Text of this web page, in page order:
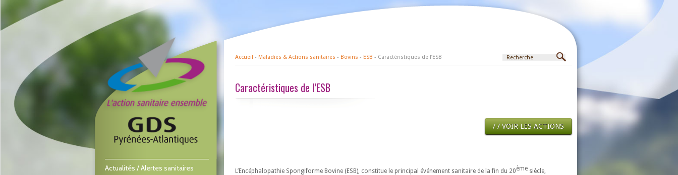
Actualités / Alertes sanitaires
Accueil - Maladies & Actions sanitaires - Bovins - ESB - Caractéristiques de l’ESB
Caractéristiques de l’ESB
/ / VOIR LES ACTIONS
L’Encéphalopathie Spongiforme Bovine (ESB), constitue le principal événement sanitaire de la fin du 20èmesiècle,